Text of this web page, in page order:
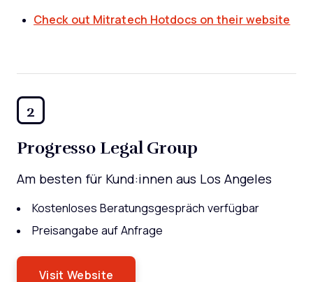
Check out Mitratech Hotdocs on their website
2
Progresso Legal Group
Am besten für Kund:innen aus Los Angeles
Kostenloses Beratungsgespräch verfügbar
Preisangabe auf Anfrage
Visit Website